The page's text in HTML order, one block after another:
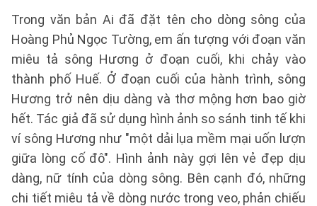
Trong văn bản Ai đã đặt tên cho dòng sông của
Hoàng Phủ Ngọc Tường, em ấn tượng với đoạn văn
miêu tả sông Hương ở đoạn cuối, khi chảy vào
thành phố Huế. Ở đoạn cuối của hành trình, sông
Hương trở nên dịu dàng và thơ mộng hơn bao giờ
hết. Tác giả đã sử dụng hình ảnh so sánh tinh tế khi
ví sông Hương như "một dải lụa mềm mại uốn lượn
giữa lòng cố đô". Hình ảnh này gợi lên vẻ đẹp dịu
dàng, nữ tính của dòng sông. Bên cạnh đó, những
chi tiết miêu tả về dòng nước trong veo, phản chiếu